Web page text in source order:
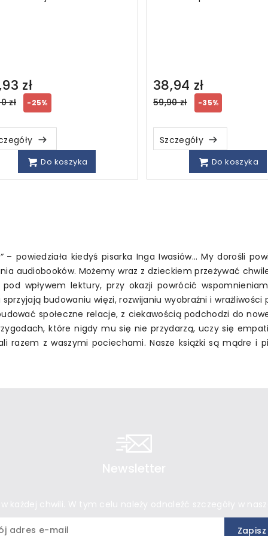
zł
zł -25%
Do koszyka
38,94 zł
Regular
59,90 zł -35%
Szczegóły
Do koszyka
– powiedziała kiedyś pisarka Inga Iwasiów… My dorośli
audiobooków. Możemy wraz z dzieckiem przeżywać
wpływem lektury, przy okazji powrócić
budowaniu więzi, rozwijaniu wyobraźni i wrażliwości
społeczne relacje, z ciekawością podchodzi do
które nigdy mu się nie przydarzą, uczy się
razem z waszymi pociechami. Nasze książki są mądre i